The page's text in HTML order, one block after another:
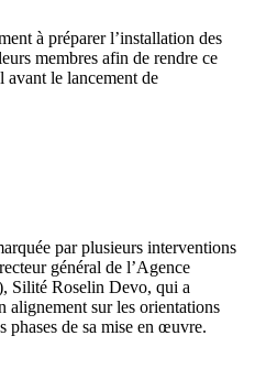
à préparer l’installation des
membres afin de rendre ce
le lancement de
par plusieurs interventions
général de l’Agence
Silité Roselin Devo, qui a
alignement sur les orientations
phases de sa mise en œuvre.